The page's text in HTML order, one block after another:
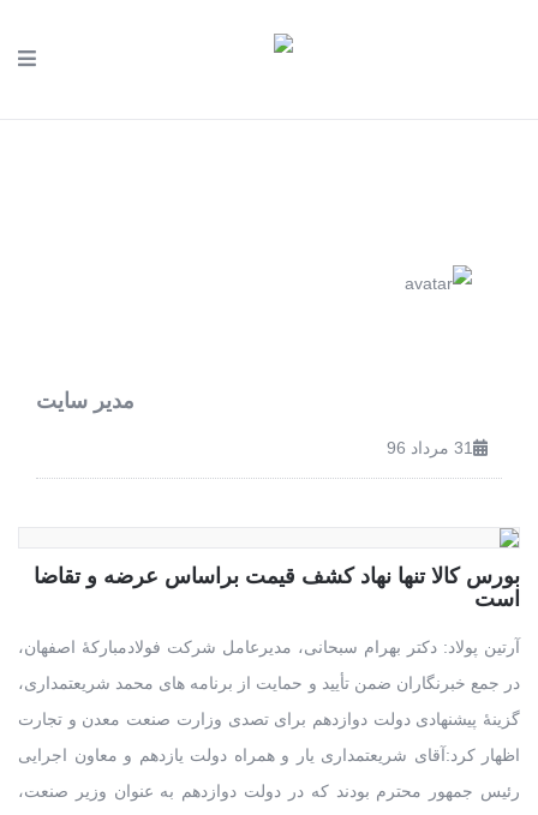
مدیر سایت
31 مرداد 96
بورس کالا تنها نهاد کشف قیمت براساس عرضه و تقاضا
است
آرتین پولاد: دکتر بهرام سبحانی، مدیرعامل شرکت فولادمبارکۀ اصفهان،
در جمع خبرنگاران ضمن تأیید و حمایت از برنامه های محمد شریعتمداری،
گزینۀ پیشنهادی دولت دوازدهم برای تصدی وزارت صنعت معدن و تجارت
اظهار کرد:آقای شریعتمداری یار و همراه دولت یازدهم و معاون اجرایی
رئیس جمهور محترم بودند که در دولت دوازدهم به عنوان وزیر صنعت،